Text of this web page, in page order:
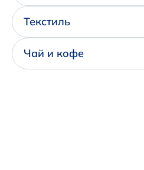
Текстиль
Чай и кофе